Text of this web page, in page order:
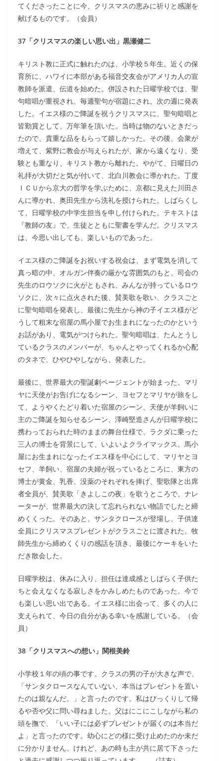
てくださったことに今、クリスマスの恵みに祈りと感謝を
献げるものです。（会員）
37「クリスマスの楽しい思い出」黒瀬健二
キリスト教に正式に触れたのは、小学校５年生。近くの保
育所に、ハワイに本部がある福音交友会がアメリカ人の宣
教師を派遣、伝道を始めた。併設された日曜学校では、聖
句暗唱が重視され、毎週聖句が宿題にされ、次の週に発表
した。イエス様のご降誕を祝うクリスマスに、聖句暗唱と
皆勤賞として、万年筆を頂いた。当時は物のないときだっ
たので、貴重な品をもらって嬉しかった。その後、会衆が
増えて、紫野に教会が与えられたが、家から遠くなり、受
験とも重なり、キリスト教から離れた。やがて、日曜日の
礼拝が大切だと気が付いて、北白川教会に導かれた。丁度
ＩＣＵから京大の哲学を学ぶために、京都に見えた川田さ
んに導かれ、奥田先生から洗礼を授けられた。しばらくし
て、日曜学校の中学生担当を申し付けられた。テキストは
『教師の友』で、生徒とともに聖書を学んだ。クリスマス
は、今思い出しても、楽しいものであった。
イエス様のご降誕をお祝いする祝会は、まず電気を消して
真っ暗の中、オルガン伴奏の厳かな雰囲気のもと、司会の
先生のロウソクに火がともされ、みんなが持っているロウ
ソクに、次々に点火された後、賛美歌を歌い、クラスごと
に聖句暗唱を発表し、最後に先生から神の子イエス様がど
うして粗末な宿屋の馬小屋でお生まれになったのかという
お話があり、電気がつけられた。聖句暗唱は、たんとうし
ているクラスのメンバーが、ちゃんとやってくれるか心配
のタネで、ひやひやしながら、発表した。
最後に、世界最大の聖誕劇ページェントが始まった。マリ
ヤに天使がお告げになるシーン、ヨセフとマリヤが旅をし
て、ようやくたどり着いた宿屋のシーン、天使が羊飼いに
主のご降誕を知らせるシーン、澤崎堅造さんが日曜学校に
携わっておられた時のままの舞台仕様で、ラクダに乗った
三人の博士を背景にして、いよいよクライマックス。馬小
屋にお生まれになったイエス様を中心にして、マリヤとヨ
セフ、羊飼い、宿屋の夫婦が祝っているところに、東方の
博士が黄金、乳香、没薬のそれぞれを捧げ、聖歌隊と出席
者全員が、賛美歌「きよしこの夜」を歌うところで、ナレ
ーターが、世界最大の決して忘れられない物語でしたと締
めくくった。そのあと、サンタクロースが登場し、子供達
全員にクリスマスプレゼントがクラスごとに渡された。牧
師先生から締めくくりの感話を頂き、最後にケーキをいた
だき散会した。
日曜学校は、休みに入り、担任は達成感としばらく子供た
ちと会えなくなる寂しさをかみしめたものであった。今で
も楽しい思い出である。イエス様に出会って、多くの人に
支えられて、今日の自分がある幸いを感謝している。（会
員）
38「クリスマスへの想い」関根美鈴
小学校１年の頃の事です。クラスの男の子が大きな声で、
「サンタクロースなんていない、本当はプレゼントを置い
たのは親なんだ。」と言ったのです。私はびっくりして帰
るや否や父に問い尋ねました。父はにこにこしながら私の
頭を撫で、「いい子には必ずプレゼントが届くのは本当だ
よ」と言ったのです。幼心にどの様に受け止めたのか未だ
に分かりません。けれど、あの時も主が共に居て下さった